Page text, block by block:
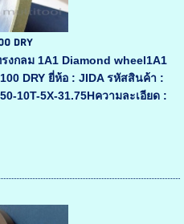
DRY
งกลม 1A1 Diamond wheel1A1
DRY ยี่ห้อ : JIDA รหัสสินค้า :
10T-5X-31.75Hความละเอียด :